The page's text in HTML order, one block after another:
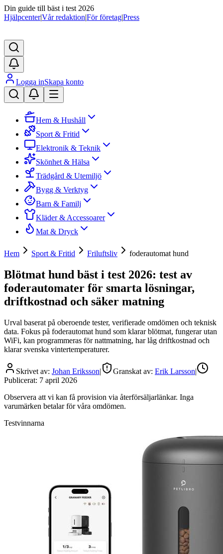
Din guide till bäst i test 2026
Hjälpcenter|Vår redaktion|För företag|Press
Logga inSkapa konto
Hem & Hushåll
Sport & Fritid
Elektronik & Teknik
Skönhet & Hälsa
Trädgård & Utemiljö
Bygg & Verktyg
Barn & Familj
Kläder & Accessoarer
Mat & Dryck
Hem Sport & Fritid Friluftsliv foderautomat hund
Blötmat hund bäst i test 2026: test av
foderautomater för smarta lösningar,
driftkostnad och säker matning
Urval baserat på oberoende tester, verifierade omdömen och teknisk
data. Fokus på foderautomat hund som klarar blötmat, fungerar utan
WiFi, kan programmeras för nattmatning, har låg driftkostnad och
klarar svenska vintertemperaturer.
Skrivet av: Johan Eriksson| Granskat av: Erik Larsson|
Publicerat: 7 april 2026
Observera att vi kan få provision via återförsäljarlänkar. Inga
varumärken betalar för våra omdömen.
Testvinnarna